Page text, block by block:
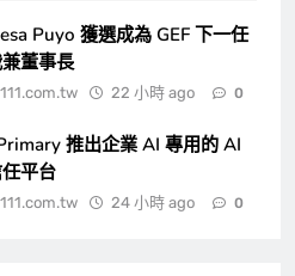
Puyo 獲選成為 GEF 下一任
董事長
22 小時 ago 0
推出企業 AI 專用的 AI
平台
24 小時 ago 0